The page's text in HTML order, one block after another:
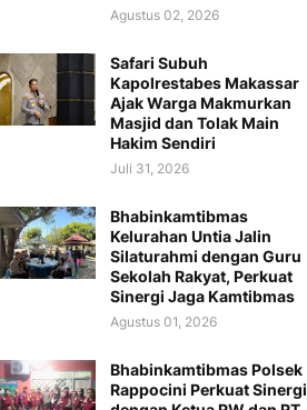
Agustus 02, 2026
Safari Subuh
Kapolrestabes Makassar
Ajak Warga Makmurkan
Masjid dan Tolak Main
Hakim Sendiri
Juli 31, 2026
Bhabinkamtibmas
Kelurahan Untia Jalin
Silaturahmi dengan Guru
Sekolah Rakyat, Perkuat
Sinergi Jaga Kamtibmas
Agustus 01, 2026
Bhabinkamtibmas Polsek
Rappocini Perkuat Sinergi